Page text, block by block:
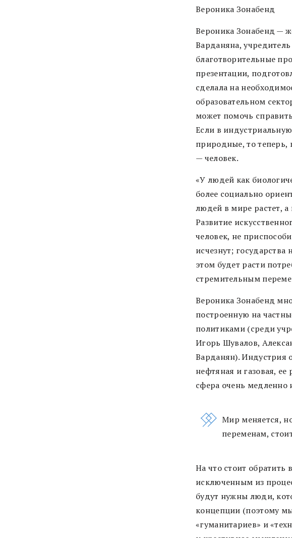
Вероника Зонабенд
Вероника Зонабенд —
Варданяна,
благотворительные
презентации,
сделала на
образовательном
может помочь
Если в
природные, то теперь,
— человек.
«У людей как
более социально
людей в мире растет,
Развитие
человек, не
исчезнут;
этом будет расти
стремительным
Вероника Зонабенд
построенную на
политиками (среди
Игорь Шувалов,
Варданян). Индустрия
нефтяная и газовая,
сфера очень медленно
Мир меняется,
переменам,
На что стоит обратить
исключенным из
будут нужны люди,
концепции (поэтому
«гуманитариев» и